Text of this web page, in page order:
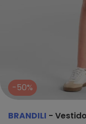
-50%
BRANDILI -